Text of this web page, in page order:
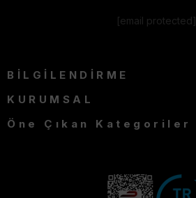
[email protected]
BİLGİLENDİRME
KURUMSAL
Öne Çıkan Kategoriler